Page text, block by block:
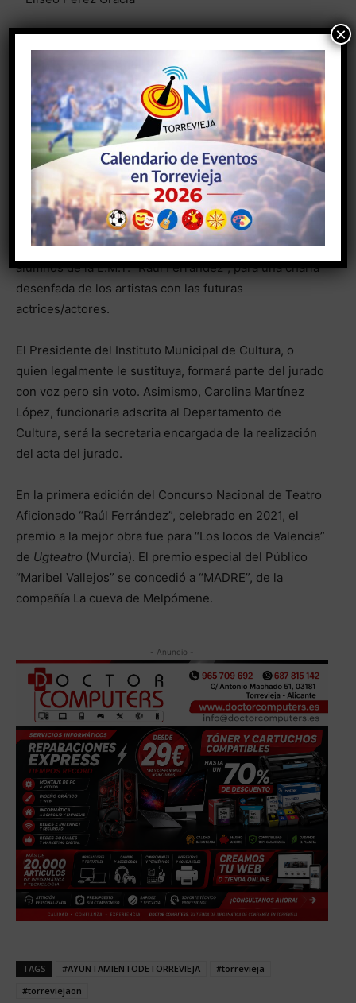
el acto público que tendrá lugar el domingo, 27 de
marzo, a las 20:00 horas, en el Teatro Municipal de
Torrevieja, siendo obligatoria la asistencia de al menos
un representante de cada compañía seleccionada que
opte a premio. En el acto se procederá a la lectura del
Manifiesto Mundial del Teatro, y se representará la
obra “La Mama”, escrita y dirigida por Jesús García
Gallera.
Cada grupo participante tendrá un encuentro con los
alumnos de la E.M.T. “Raúl Ferrández”, para una charla
desenfada de los artistas con las futuras
actrices/actores.
El Presidente del Instituto Municipal de Cultura, o
quien legalmente le sustituya, formará parte del jurado
con voz pero sin voto. Asimismo, Carolina Martínez
López, funcionaria adscrita al Departamento de
Cultura, será la secretaria encargada de la realización
del acta del jurado.
En la primera edición del Concurso Nacional de Teatro
Aficionado “Raúl Ferrández”, celebrado en 2021, el
premio a la mejor obra fue para “Los locos de Valencia”
de Ugteatro (Murcia). El premio especial del Público
“Maribel Vallejos” se concedió a “MADRE”, de la
compañía La cueva de Melpómene.
- Anuncio -
TAGS #AYUNTAMIENTODETORREVIEJA
#torrevieja
#torreviejaon
×